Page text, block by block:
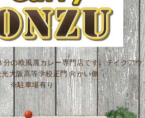
分の欧風黒カレー専門店です。テイクアウ
大阪高等学校正門 向かい側
※駐車場有り